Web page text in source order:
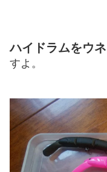
ハイドラムをウ
すよ。